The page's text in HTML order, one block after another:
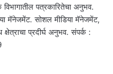
पत्रकारितेचा अनुभव.
मॅनेजमेंट. सोशल मीडिया मॅनेजमेंट,
क्षेत्राचा प्रदीर्घ अनुभव. संपर्क :